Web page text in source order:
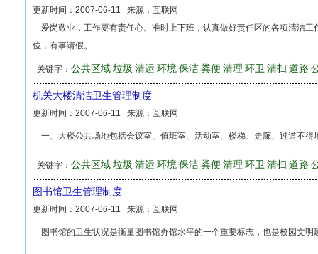
更新时间： 2007-06-11 来源： 互联网
爱岗敬业，工作要有责任心。准时上下班，认真做好责任区的各项清洁工
位，有事请假。 ……
关键字： 公共区域垃圾 清运 环境 保洁粪便 清理 环卫 清扫 道路
机关大楼清洁卫生管理制度
更新时间： 2007-06-11 来源： 互联网
一、大楼公共场地包括会议室、值班室、活动室、楼梯、走廊、过道不
关键字： 公共区域垃圾 清运 环境 保洁粪便 清理 环卫 清扫 道路
图书馆卫生管理制度
更新时间： 2007-06-11 来源： 互联网
图书馆的卫生状况是衡量图书馆办馆水平的一个重要标志，也是校园文